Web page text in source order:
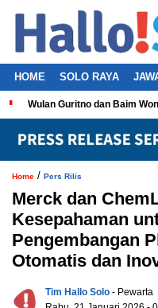
HOME SOLO RAYA
Wulan Guritno dan Baim
Home / Pers Rilis
Merck dan
Kesepahaman
Pengembangan
Otomatis dan
Tim Hallo Solo - Pewarta